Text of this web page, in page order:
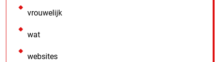
vrouwelijk
wat
websites